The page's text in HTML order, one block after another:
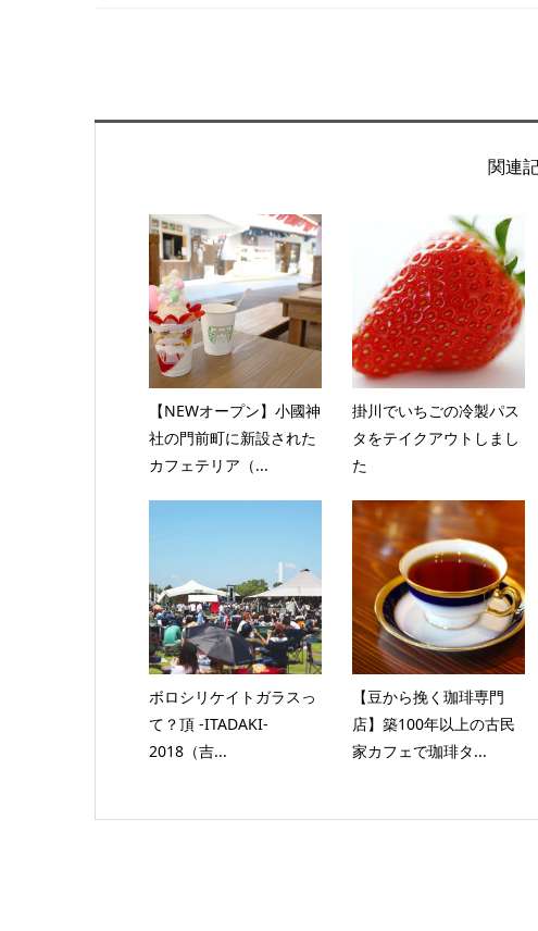
関連
【NEWオープン】小國神
社の門前町に新設された
カフェテリア（...
掛川でいちごの冷製パス
タをテイクアウトしまし
た
ボロシリケイトガラスっ
て？頂 -ITADAKI-
2018（吉...
【豆から挽く珈琲専門
店】築100年以上の古民
家カフェで珈琲タ...